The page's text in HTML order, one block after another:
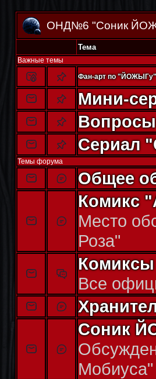
ОНД№6 "Соник
Тема
Важные темы
Фан-арт по "ЙОЖЫГу"
Мини-
Сериал
Темы форума
Общее
Комикс
Место
Роза"
Комиксы
Все
Соник
Мобиуса"